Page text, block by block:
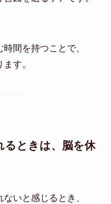
間を持つことで、
す。
るときは、脳を休
いと感じるとき、